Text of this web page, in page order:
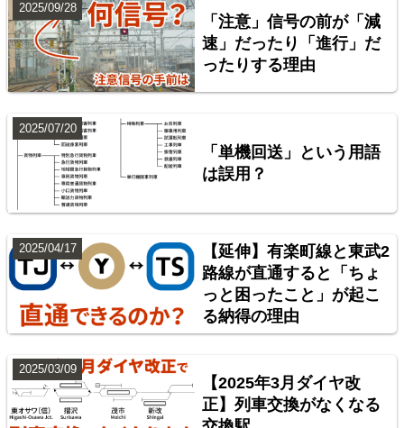
配線略図で辿る首都圏の回送列車2 特急型車両編
楽天市場 書泉 BOOTH
神奈川臨海鉄道配線略図 増補版
楽天市場 書泉 BOOTH
「注意」信号の前が「減
速」だったり「進行」だ
ったりする理由
2025/09/28
「単機回送」という用語
は誤用？
2025/07/20
【延伸】有楽町線と東武2
路線が直通すると「ちょ
っと困ったこと」が起こ
る納得の理由
2025/04/17
【2025年3月ダイヤ改
正】列車交換がなくなる
2025/03/09